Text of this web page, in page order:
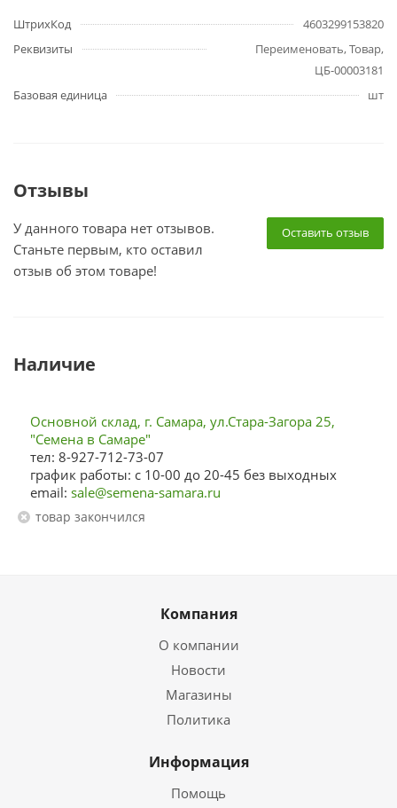
ШтрихКод
4603299153820
Реквизиты
Переименовать, Товар,
ЦБ-00003181
Базовая единица
шт
Отзывы
Оставить отзыв
У данного товара нет отзывов.
Станьте первым, кто оставил
отзыв об этом товаре!
Наличие
Основной склад, г. Самара, ул.Стара-Загора 25,
"Семена в Самаре"
тел: 8-927-712-73-07
график работы: с 10-00 до 20-45 без выходных
email: sale@semena-samara.ru
Товар закончился
Компания
О компании
Новости
Магазины
Политика
Информация
Помощь